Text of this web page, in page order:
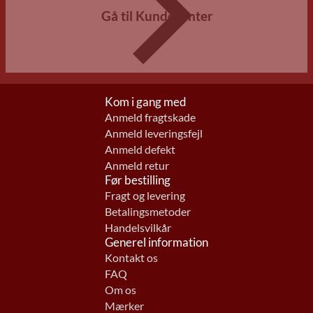
Gå til Kundecenter
Kom i gang med
Anmeld fragtskade
Anmeld leveringsfejl
Anmeld defekt
Anmeld retur
Før bestilling
Fragt og levering
Betalingsmetoder
Handelsvilkår
Generel information
Kontakt os
FAQ
Om os
Mærker